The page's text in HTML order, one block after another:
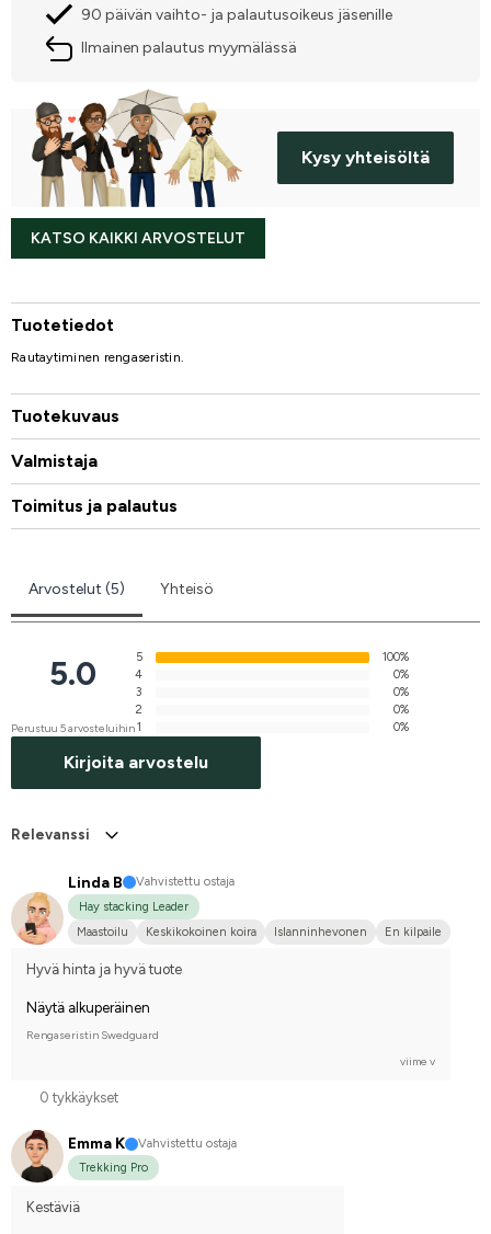
90 päivän vaihto- ja palautusoikeus jäsenille
Ilmainen palautus myymälässä
Kysy yhteisöltä
KATSO KAIKKI ARVOSTELUT
Tuotetiedot
Rautaytiminen rengaseristin.
Tuotekuvaus
Valmistaja
Toimitus ja palautus
Arvostelut (5) Yhteisö
5.0
Perustuu 5 arvosteluihin
5
100%
4
0%
3
0%
2
0%
1
0%
Kirjoita arvostelu
Relevanssi
Linda B
Vahvistettu ostaja
Hay stacking Leader
Maastoilu
Keskikokoinen koira Islanninhevonen En kilpaile
Hyvä hinta ja hyvä tuote
Näytä alkuperäinen
Rengaseristin Swedguard
viime v
0 tykkäykset
Emma K
Vahvistettu ostaja
Trekking Pro
Kestäviä